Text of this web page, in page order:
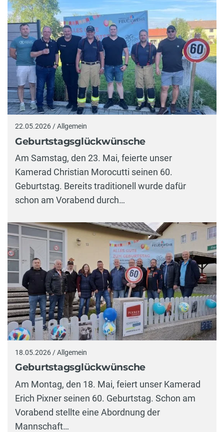
22.05.2026 / Allgemein
Geburtstagsglückwünsche
Am Samstag, den 23. Mai, feierte unser
Kamerad Christian Morocutti seinen 60.
Geburtstag. Bereits traditionell wurde dafür
schon am Vorabend durch…
18.05.2026 / Allgemein
Geburtstagsglückwünsche
Am Montag, den 18. Mai, feiert unser Kamerad
Erich Pixner seinen 60. Geburtstag. Schon am
Vorabend stellte eine Abordnung der
Mannschaft…